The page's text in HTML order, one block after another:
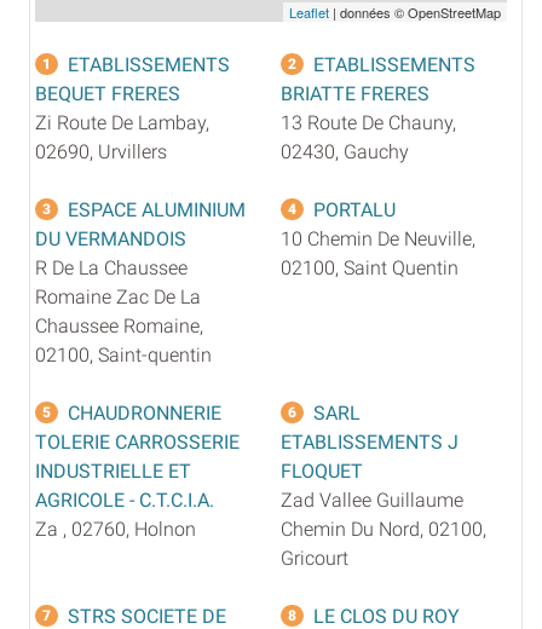
Leaflet | données © OpenStreetMap
1
ETABLISSEMENTS
BEQUET FRERES
Zi Route De Lambay,
02690, Urvillers
2
ETABLISSEMENTS
BRIATTE FRERES
13 Route De Chauny,
02430, Gauchy
3
ESPACE ALUMINIUM
DU VERMANDOIS
R De La Chaussee
Romaine Zac De La
Chaussee Romaine,
02100, Saint-quentin
4
PORTALU
10 Chemin De Neuville,
02100, Saint Quentin
5
CHAUDRONNERIE
TOLERIE CARROSSERIE
INDUSTRIELLE ET
AGRICOLE - C.T.C.I.A.
Za , 02760, Holnon
6
SARL
ETABLISSEMENTS J
FLOQUET
Zad Vallee Guillaume
Chemin Du Nord, 02100,
Gricourt
7
STRS SOCIETE DE
8
LE CLOS DU ROY